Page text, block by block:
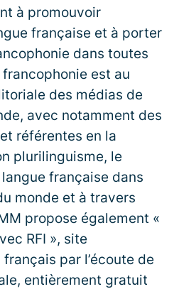
à promouvoir
française et à porter
dans toutes
est au
des médias de
avec notamment des
référentes en la
plurilinguisme, le
française dans
monde et à travers
propose également «
RFI », site
par l’écoute de
entièrement gratuit